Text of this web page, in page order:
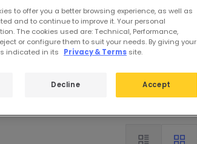
to offer you a better browsing experience, as well as
and to continue to improve it. Your personal
The cookies used are: Technical, Performance,
or configure them to suit your needs. By giving your
indicated in its
Privacy & Terms site.
Decline Accept